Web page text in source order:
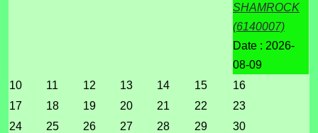
SHAMROCK
(6140007)
Date : 2026-
08-09
10
11 12 13 14 15
16
17
18 19 20 21 22
23
24
25 26 27 28 29
30